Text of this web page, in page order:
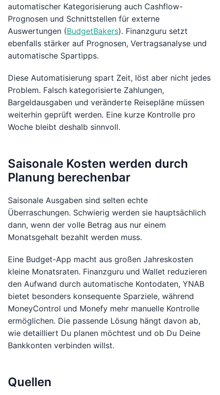
automatischer Kategorisierung auch Cashflow-
Prognosen und Schnittstellen für externe
Auswertungen (BudgetBakers). Finanzguru setzt
ebenfalls stärker auf Prognosen, Vertragsanalyse und
automatische Spartipps.
Diese Automatisierung spart Zeit, löst aber nicht jedes
Problem. Falsch kategorisierte Zahlungen,
Bargeldausgaben und veränderte Reisepläne müssen
weiterhin geprüft werden. Eine kurze Kontrolle pro
Woche bleibt deshalb sinnvoll.
Saisonale Kosten werden durch
Planung berechenbar
Saisonale Ausgaben sind selten echte
Überraschungen. Schwierig werden sie hauptsächlich
dann, wenn der volle Betrag aus nur einem
Monatsgehalt bezahlt werden muss.
Eine Budget-App macht aus großen Jahreskosten
kleine Monatsraten. Finanzguru und Wallet reduzieren
den Aufwand durch automatische Kontodaten, YNAB
bietet besonders konsequente Sparziele, während
MoneyControl und Monefy mehr manuelle Kontrolle
ermöglichen. Die passende Lösung hängt davon ab,
wie detailliert Du planen möchtest und ob Du Deine
Bankkonten verbinden willst.
Quellen